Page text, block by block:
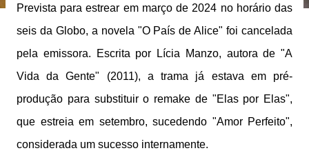
Prevista para estrear em março de 2024 no horário das
seis da Globo, a novela "O País de Alice" foi cancelada
pela emissora. Escrita por Lícia Manzo, autora de "A
Vida da Gente" (2011), a trama já estava em pré-
produção para substituir o remake de "Elas por Elas",
que estreia em setembro, sucedendo "Amor Perfeito",
considerada um sucesso internamente.